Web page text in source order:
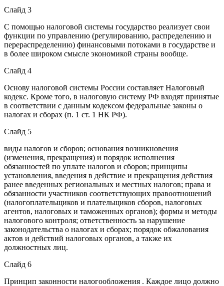
Слайд 3
С помощью налоговой системы государство реализует свои
функции по управлению (регулированию, распределению и
перераспределению) финансовыми потоками в государстве и
в более широком смысле экономикой страны вообще.
Слайд 4
Основу налоговой системы России составляет Налоговый
кодекс. Кроме того, в налоговую систему РФ входят принятые
в соответствии с данным кодексом федеральные законы о
налогах и сборах (п. 1 ст. 1 НК РФ).
Слайд 5
виды налогов и сборов; основания возникновения
(изменения, прекращения) и порядок исполнения
обязанностей по уплате налогов и сборов; принципы
установления, введения в действие и прекращения действия
ранее введенных региональных и местных налогов; права и
обязанности участников соответствующих правоотношений
(налогоплательщиков и плательщиков сборов, налоговых
агентов, налоговых и таможенных органов); формы и методы
налогового контроля; ответственность за нарушение
законодательства о налогах и сборах; порядок обжалования
актов и действий налоговых органов, а также их
должностных лиц.
Слайд 6
Принцип законности налогообложения . Каждое лицо должно